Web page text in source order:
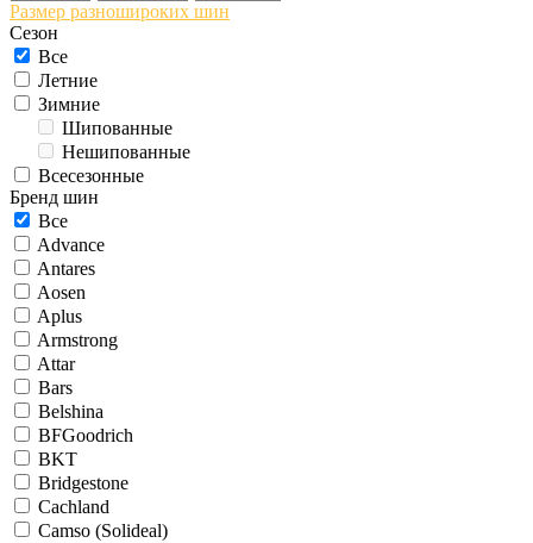
Размер разношироких шин
Сезон
Все
Летние
Зимние
Шипованные
Нешипованные
Всесезонные
Бренд шин
Все
Advance
Antares
Aosen
Aplus
Armstrong
Attar
Bars
Belshina
BFGoodrich
BKT
Bridgestone
Cachland
Camso (Solideal)